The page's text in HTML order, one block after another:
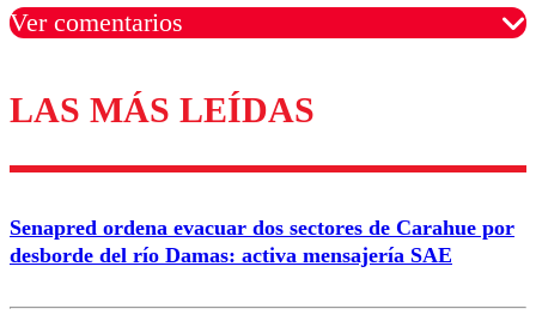
Ver comentarios
Los comentarios son moderados para garantizar un
diálogo respetuoso.
Correo
LAS MÁS LEÍDAS
Senapred ordena evacuar dos sectores de Carahue por
desborde del río Damas: activa mensajería SAE